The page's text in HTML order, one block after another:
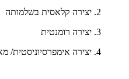
2. יצירה קלאסית בשלמותה
3. יצירה רומנטית
4. יצירה אימפרסיוניסטית/ מאה עשרים / בת זמננו